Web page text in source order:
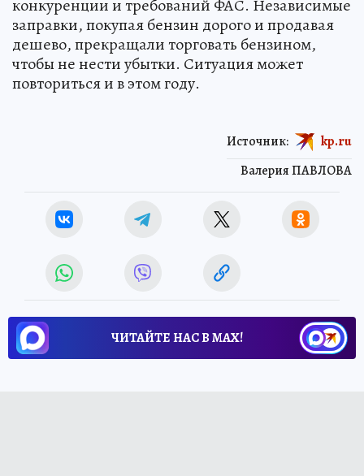
конкуренции и требований ФАС. Независимые
заправки, покупая бензин дорого и продавая
дешево, прекращали торговать бензином,
чтобы не нести убытки. Ситуация может
повториться и в этом году.
Валерия ПАВЛОВА
Источник: kp.ru
ЧИТАЙТЕ НАС В МАХ!